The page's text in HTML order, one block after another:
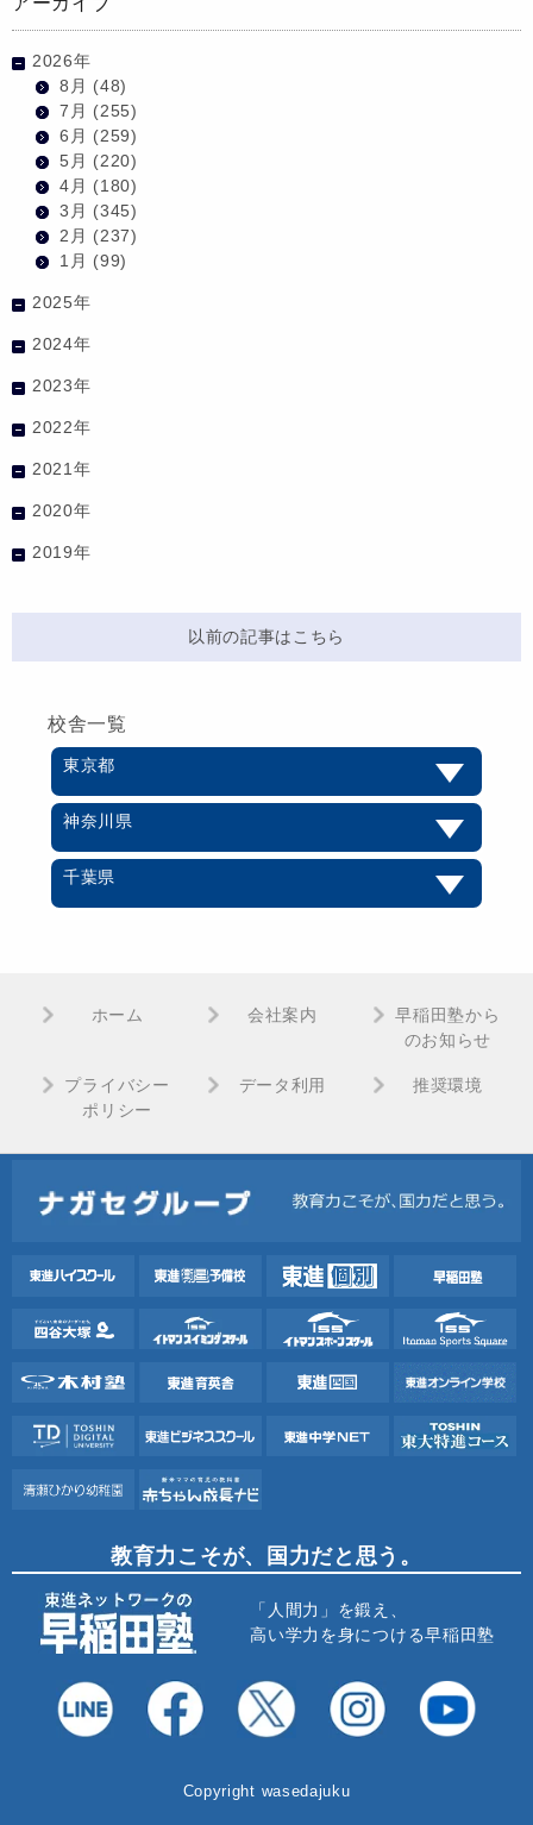
2026年
8月 (48)
7月 (255)
6月 (259)
5月 (220)
4月 (180)
3月 (345)
2月 (237)
1月 (99)
2025年
2024年
2023年
2022年
2021年
2020年
2019年
以前の記事はこちら
校舎一覧
東京都
神奈川県
千葉県
ホーム 会社案内
早稲田塾から
のお知らせ
プライバシー
ポリシー
データ利用 推奨環境
教育力こそが、国力だと思う。
「人間力」を鍛え、
高い学力を身につける早稲田塾
Copyright wasedajuku